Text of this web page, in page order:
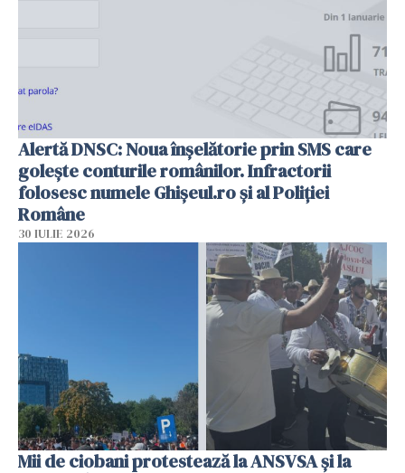
Alertă DNSC: Noua înșelătorie prin SMS care
golește conturile românilor. Infractorii
folosesc numele Ghișeul.ro și al Poliției
Române
30 IULIE 2026
Mii de ciobani protestează la ANSVSA și la